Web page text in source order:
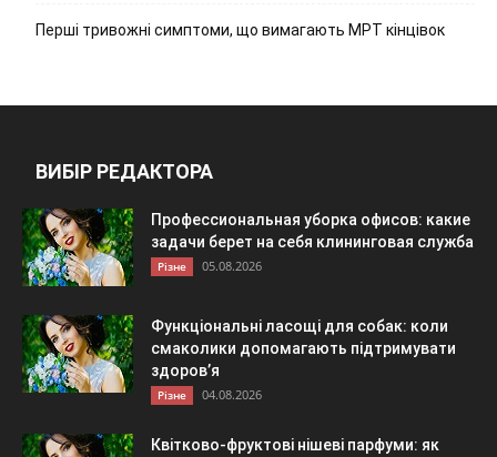
Перші тривожні симптоми, що вимагають МРТ кінцівок
ВИБІР РЕДАКТОРА
Профессиональная уборка офисов: какие
задачи берет на себя клининговая служба
Різне 05.08.2026
Функціональні ласощі для собак: коли
смаколики допомагають підтримувати
здоров’я
Різне 04.08.2026
Квітково-фруктові нішеві парфуми: як